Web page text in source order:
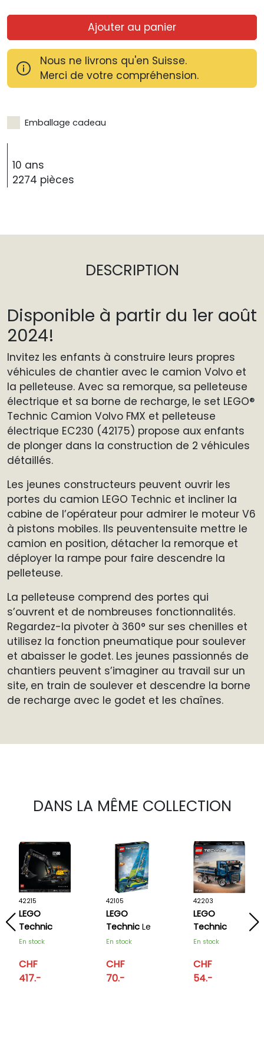
Ajouter au panier
Nous ne livrons qu'en Suisse.
Merci de votre compréhension.
Emballage cadeau
10 ans
2274 pièces
DESCRIPTION
Disponible à partir du 1er août
2024!
Invitez les enfants à construire leurs propres
véhicules de chantier avec le camion Volvo et
la pelleteuse. Avec sa remorque, sa pelleteuse
électrique et sa borne de recharge, le set LEGO®
Technic Camion Volvo FMX et pelleteuse
électrique EC230 (42175) propose aux enfants
de plonger dans la construction de 2 véhicules
détaillés.
Les jeunes constructeurs peuvent ouvrir les
portes du camion LEGO Technic et incliner la
cabine de l’opérateur pour admirer le moteur V6
à pistons mobiles. Ils peuventensuite mettre le
camion en position, détacher la remorque et
déployer la rampe pour faire descendre la
pelleteuse.
La pelleteuse comprend des portes qui
s’ouvrent et de nombreuses fonctionnalités.
Regardez-la pivoter à 360° sur ses chenilles et
utilisez la fonction pneumatique pour soulever
et abaisser le godet. Les jeunes passionnés de
chantiers peuvent s’imaginer au travail sur un
site, en train de soulever et descendre la borne
de recharge avec le godet et les chaînes.
DANS LA MÊME COLLECTION
42215
LEGO
Technic
Pelleteuse
EC500
hybride
En stock
CHF
417.-
42105
LEGO
Technic Le
catamaran
En stock
CHF
70.-
42203
LEGO
Technic
Camion
En stock
CHF
54.-